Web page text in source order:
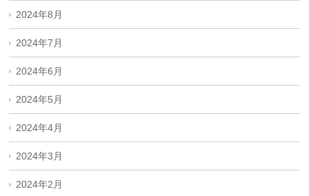
2024年8月
2024年7月
2024年6月
2024年5月
2024年4月
2024年3月
2024年2月